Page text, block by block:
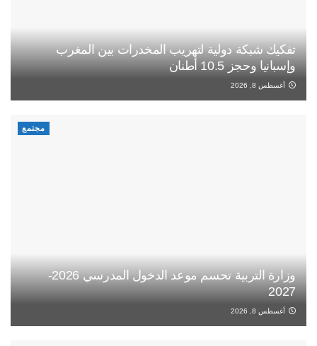
تفكيك شبكة دولية لتهريب المخدرات بين المغرب
وإسبانيا وحجز 10.5 أطنان
أغسطس 8, 2026
مجتمع
وزارة التربية تحسم موعد الدخول المدرسي 2026-
2027
أغسطس 8, 2026